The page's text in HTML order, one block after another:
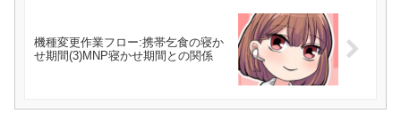
機種変更作業フロー:携帯乞食の寝か
せ期間(3)MNP寝かせ期間との関係